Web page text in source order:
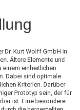
Dr. Kurt Wolff GmbH in
Ältere Elemente und
einem einheitlichen
Dabei sind optimale
Kriterien. Darüber
Prototyp sein, der für
ist. Eine besondere